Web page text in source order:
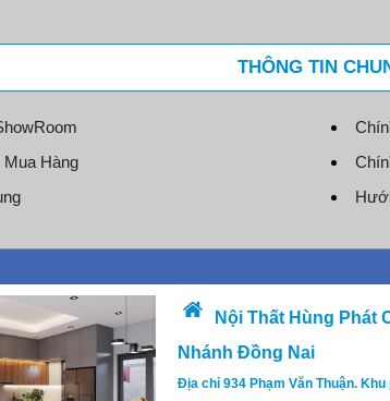
THÔNG TIN
Hàng
Nội Thất Hùng Phát
Nhánh Đồng Nai
Địa chỉ 934 Phạm Văn Thuận. Khu